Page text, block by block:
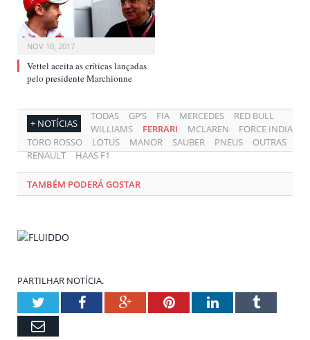
NOV 10, 2017
Vettel aceita as críticas lançadas
pelo presidente Marchionne
+ NOTÍCIAS
TODAS GP’S FIA MERCEDES
RED BULL
WILLIAMS
FERRARI MCLAREN
FORCE INDIA
TORO ROSSO
LOTUS MANOR SAUBER PNEUS
OUTRAS
RENAULT
HAAS F1
TAMBÉM PODERÁ GOSTAR
PARTILHAR NOTÍCIA.
TwitterFacebookGoogle+PinterestLinkedInTumblr
Email